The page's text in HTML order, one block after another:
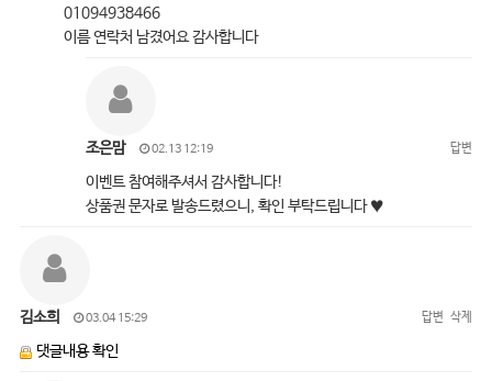
01094938466
이름 연락처 남겼어요 감사합니다
조은맘 02.13 12:19 답변
이벤트 참여해주셔서 감사합니다!
상품권 문자로 발송드렸으니, 확인 부탁드립니다 ♥
김소희 03.04 15:29 답변 삭제
댓글내용 확인